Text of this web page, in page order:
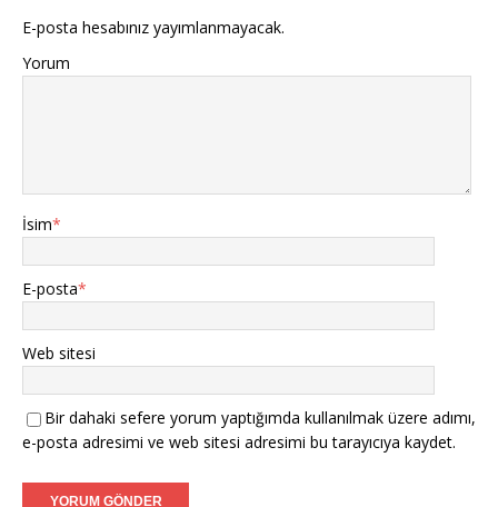
E-posta hesabınız yayımlanmayacak.
Yorum
İsim*
E-posta*
Web sitesi
Bir dahaki sefere yorum yaptığımda kullanılmak üzere adımı,
e-posta adresimi ve web sitesi adresimi bu tarayıcıya kaydet.